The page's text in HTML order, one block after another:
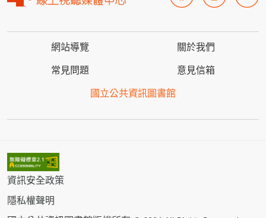
網站導覽 關於我們
常見問題 意見信箱
國立公共資訊圖書館
資訊安全政策
隱私權聲明